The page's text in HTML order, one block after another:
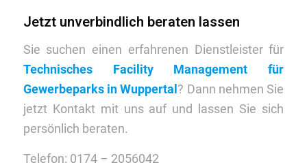
Jetzt unverbindlich beraten lassen
Sie suchen einen erfahrenen Dienstleister für
Technisches Facility Management für
Gewerbeparks in Wuppertal ? Dann nehmen Sie
jetzt Kontakt mit uns auf und lassen Sie sich
persönlich beraten.
Telefon: 0174 – 2056042